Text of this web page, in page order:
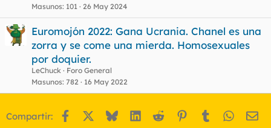
Masunos 101 26 May 2024
Euromojón 2022: Gana Ucrania. Chanel es una
zorra y se come una mierda. Homosexuales
por doquier.
LeChuck
Foro General
Masunos 782 16 May 2022
Compartir: Facebook BlueskyLinkedIn
Reddit Pinterest
Tumblr